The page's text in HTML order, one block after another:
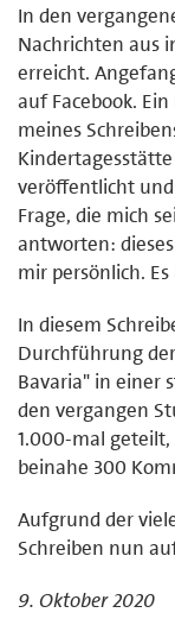
In den
Nachrichten aus
erreicht.
auf Facebook.
meines
veröffentlicht
Frage, die mich
antworten:
mir persönlich. Es
In diesem
Durchführung
Bavaria" in einer
den vergangen
1.000-mal
beinahe 300
Aufgrund der
Schreiben nun
9. Oktober 2020